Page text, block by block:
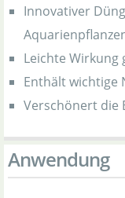
Innovativer
Leichte Wirkung
Enthält wichtige
Verschönert die
Anwendung